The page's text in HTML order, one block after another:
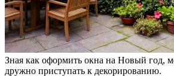
Зная как оформить окна на Новый год,
дружно приступать к декорированию.